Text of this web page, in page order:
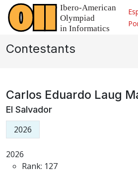
Contestants
Carlos Eduardo Laug
El Salvador
2026
2026
Rank: 127